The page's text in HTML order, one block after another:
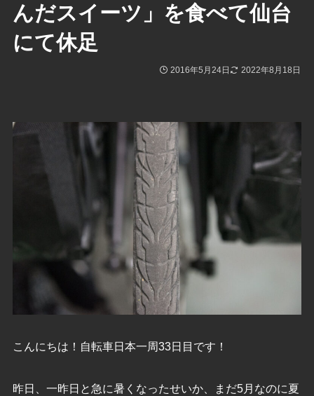
んだスイーツ」を食べて仙台
にて休足
2016年5月24日 2022年8月18日
こんにちは！自転車日本一周33日目です！
昨日、一昨日と急に暑くなったせいか、まだ5月なのに夏